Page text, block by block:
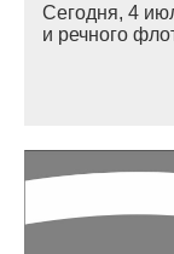
Сегодня, 4
и речного